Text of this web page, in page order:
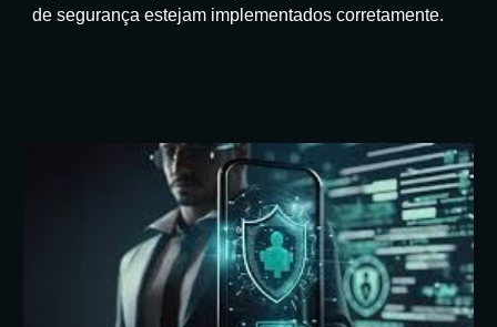
de segurança estejam implementados corretamente.